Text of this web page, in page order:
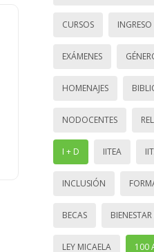
CURSOS INGRESO
EXÁMENES
HOMENAJES
NODOCENTES
I + D IITEA
INCLUSIÓN
BECAS
LEY MICAELA 100